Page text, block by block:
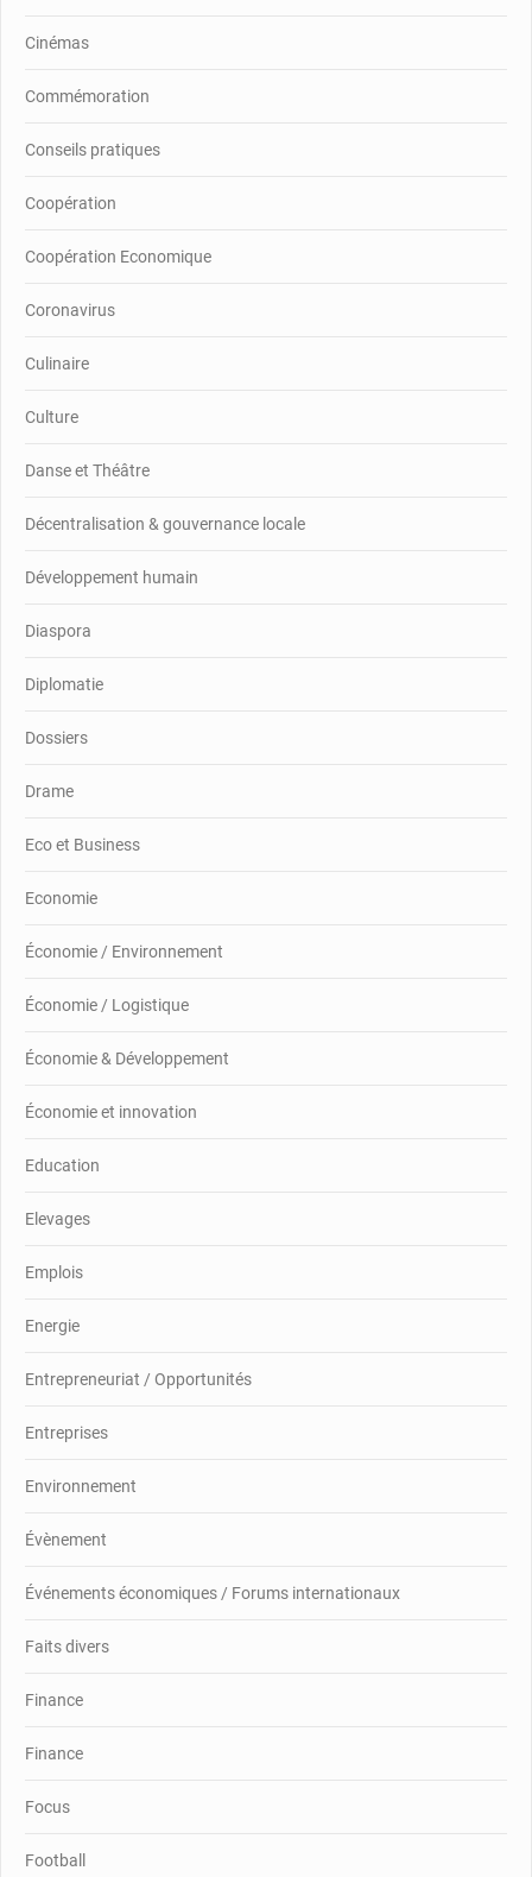
Cinémas
Commémoration
Conseils pratiques
Coopération
Coopération Economique
Coronavirus
Culinaire
Culture
Danse et Théâtre
Décentralisation & gouvernance locale
Développement humain
Diaspora
Diplomatie
Dossiers
Drame
Eco et Business
Economie
Économie / Environnement
Économie / Logistique
Économie & Développement
Économie et innovation
Education
Elevages
Emplois
Energie
Entrepreneuriat / Opportunités
Entreprises
Environnement
Évènement
Événements économiques / Forums internationaux
Faits divers
Finance
Finance
Focus
Football